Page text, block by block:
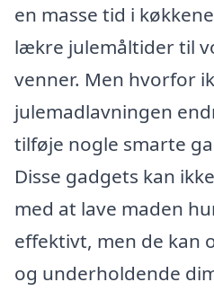
en masse tid i
lækre julemåltider til
venner. Men hvorfor
julemadlavningen
tilføje nogle smarte
Disse gadgets kan
med at lave maden
effektivt, men de kan
og underholdende